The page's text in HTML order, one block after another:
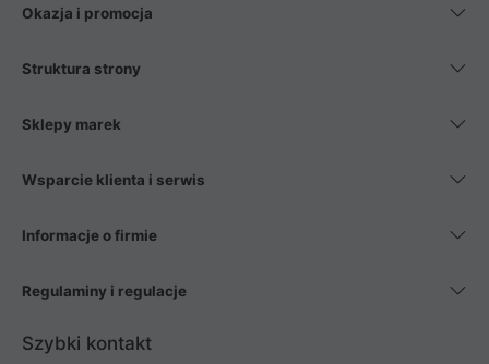
Okazja i promocja
Struktura strony
Sklepy marek
Wsparcie klienta i serwis
Informacje o firmie
Regulaminy i regulacje
Szybki kontakt